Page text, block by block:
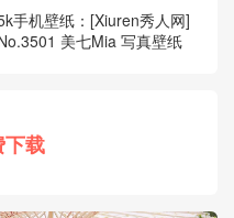
手机壁纸：[Xiuren秀人网]
美七Mia 写真壁纸
载